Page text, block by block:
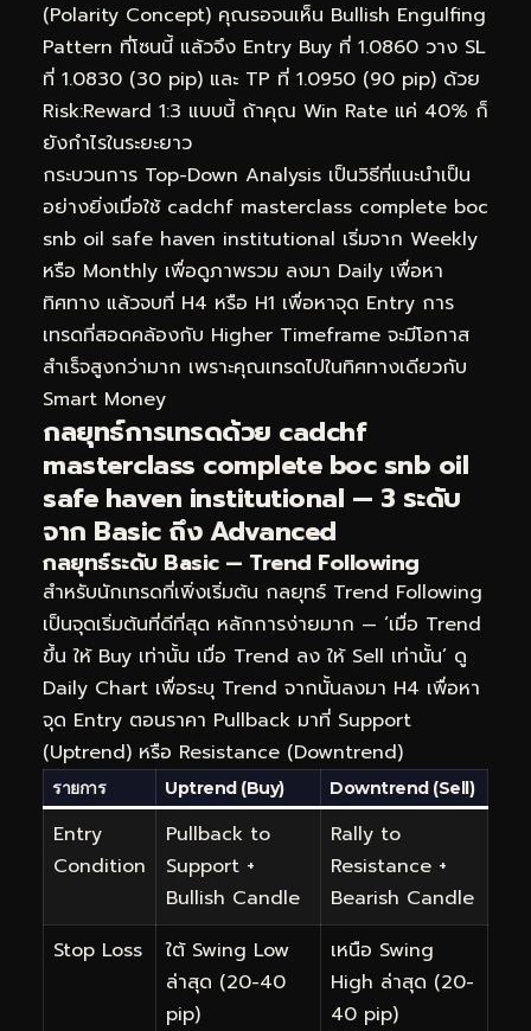
(Polarity Concept) คุณรอจนเห็น Bullish Engulfing
Pattern ที่โซนนี้ แล้วจึง Entry Buy ที่ 1.0860 วาง SL
ที่ 1.0830 (30 pip) และ TP ที่ 1.0950 (90 pip) ด้วย
Risk:Reward 1:3 แบบนี้ ถ้าคุณ Win Rate แค่ 40% ก็
ยังกำไรในระยะยาว
กระบวนการ Top-Down Analysis เป็นวิธีที่แนะนำเป็น
อย่างยิ่งเมื่อใช้ cadchf masterclass complete boc
snb oil safe haven institutional เริ่มจาก Weekly
หรือ Monthly เพื่อดูภาพรวม ลงมา Daily เพื่อหา
ทิศทาง แล้วจบที่ H4 หรือ H1 เพื่อหาจุด Entry การ
เทรดที่สอดคล้องกับ Higher Timeframe จะมีโอกาส
สำเร็จสูงกว่ามาก เพราะคุณเทรดไปในทิศทางเดียวกับ
Smart Money
กลยุทธ์การเทรดด้วย cadchf
masterclass complete boc snb oil
safe haven institutional — 3 ระดับ
จาก Basic ถึง Advanced
กลยุทธ์ระดับ Basic — Trend Following
สำหรับนักเทรดที่เพิ่งเริ่มต้น กลยุทธ์ Trend Following
เป็นจุดเริ่มต้นที่ดีที่สุด หลักการง่ายมาก — ‘เมื่อ Trend
ขึ้น ให้ Buy เท่านั้น เมื่อ Trend ลง ให้ Sell เท่านั้น’ ดู
Daily Chart เพื่อระบุ Trend จากนั้นลงมา H4 เพื่อหา
จุด Entry ตอนราคา Pullback มาที่ Support
(Uptrend) หรือ Resistance (Downtrend)
รายการ Uptrend (Buy) Downtrend (Sell)
Entry
Condition
Pullback to
Support +
Bullish Candle
Rally to
Resistance +
Bearish Candle
Stop Loss
ใต้ Swing Low
ล่าสุด (20-40
pip)
เหนือ Swing
High ล่าสุด (20-
40 pip)